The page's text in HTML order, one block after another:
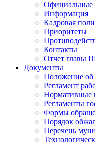
Официальные
Информация
Кадровая
Приоритеты
Контакты
Отчет главы
Документы
Положение об
Регламент
Нормативные
Регламенты
Формы
Порядок
Перечень